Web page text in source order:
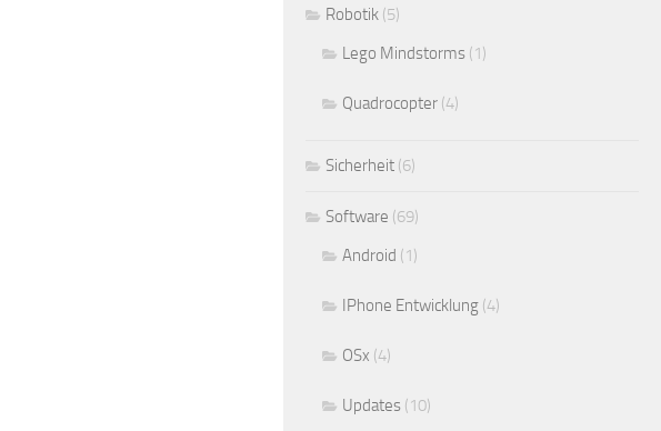
Robotik (5)
Lego Mindstorms (1)
Quadrocopter (4)
Sicherheit (6)
Software (69)
Android (1)
IPhone Entwicklung (4)
OSx (4)
Updates (10)